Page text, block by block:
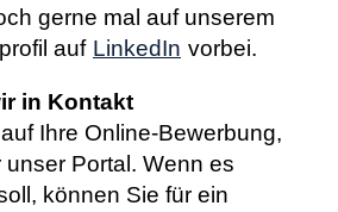
gerne mal auf unserem
auf LinkedIn vorbei.
in Kontakt
Ihre Online-Bewerbung,
unser Portal. Wenn es
können Sie für ein